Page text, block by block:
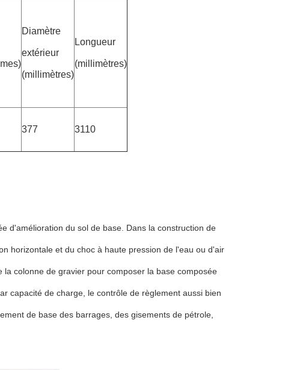
Diamètre
extérieur
(millimètres)
Longueur
(millimètres)
377 3110
d'amélioration du sol de base. Dans la construction de
horizontale et du choc à haute pression de l'eau ou d'air
colonne de gravier pour composer la base composée
capacité de charge, le contrôle de règlement aussi bien
de base des barrages, des gisements de pétrole,